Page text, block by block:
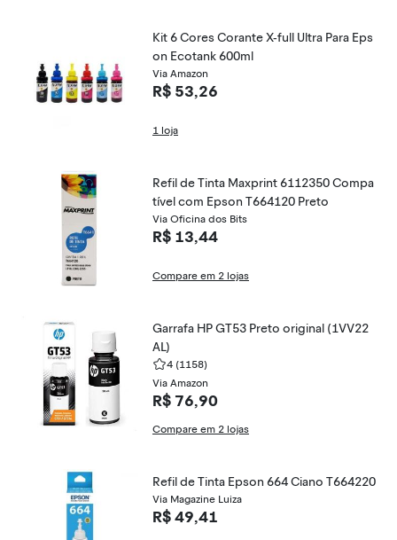
Kit 6 Cores Corante X-full Ultra Para Eps
on Ecotank 600ml
Via Amazon
R$ 53,26
1 loja
Refil de Tinta Maxprint 6112350 Compa
tível com Epson T664120 Preto
Via Oficina dos Bits
R$ 13,44
Compare em 2 lojas
Garrafa HP GT53 Preto original (1VV22
AL)
4 (1158)
Via Amazon
R$ 76,90
Compare em 2 lojas
Refil de Tinta Epson 664 Ciano T664220
Via Magazine Luiza
R$ 49,41